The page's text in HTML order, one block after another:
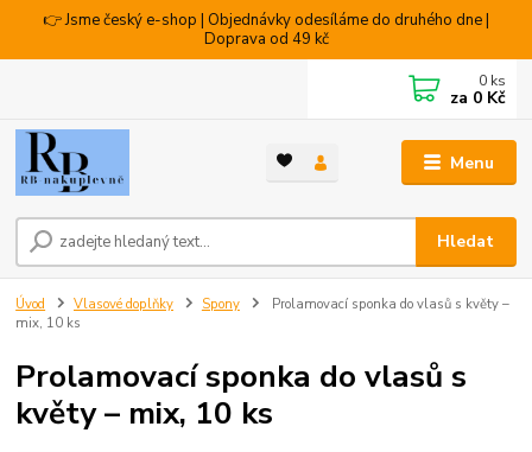
👉 Jsme český e-shop | Objednávky odesíláme do druhého dne |
Doprava od 49 kč
Menu
Hledat
0 ks
za 0 Kč
Úvod Vlasové doplňky Spony
Prolamovací sponka do vlasů s květy –
mix, 10 ks
Prolamovací sponka do vlasů s
květy – mix, 10 ks